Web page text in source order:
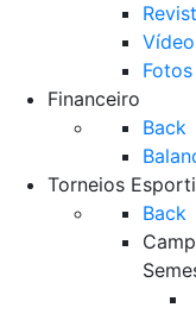
Fotos
Financeiro
Back
Torneios
Back